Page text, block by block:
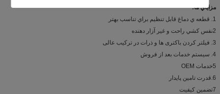
مزاياي ما:
1. قطعه ي دماغ قابل تنظیم براي تناسب بهتر
2نفس کشي راحت و غير آزار دهنده
3. فیلتر کردن باکتری ها و ذرات در ترکیب عالی
4. سيستم خدمات بعد از فروش
5خدمات OEM
6.قدرت تامین پایدار
7تضمین کیفیت